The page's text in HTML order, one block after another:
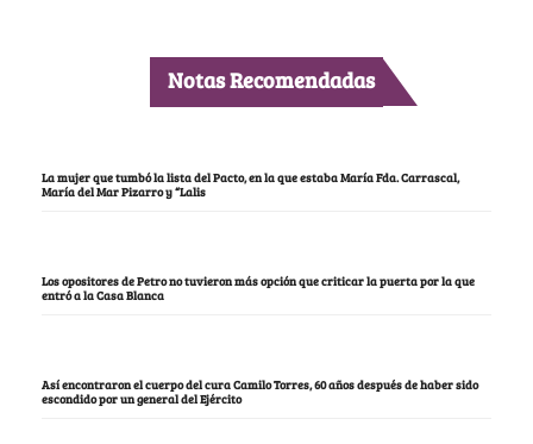
Notas Recomendadas
La mujer que tumbó la lista del Pacto, en la que estaba María Fda. Carrascal,
María del Mar Pizarro y “Lalis
Los opositores de Petro no tuvieron más opción que criticar la puerta por la que
entró a la Casa Blanca
Así encontraron el cuerpo del cura Camilo Torres, 60 años después de haber sido
escondido por un general del Ejército